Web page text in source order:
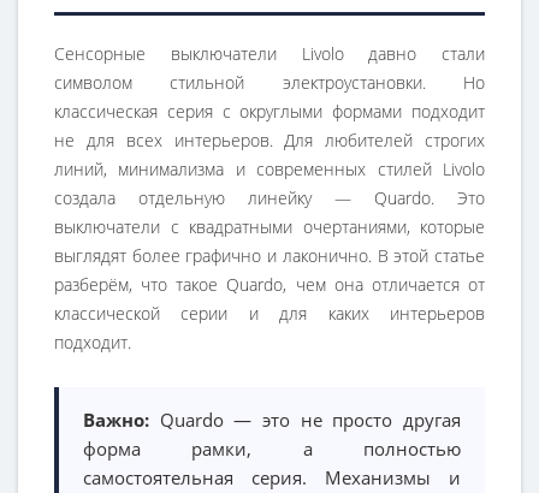
Сенсорные выключатели Livolo давно стали
символом стильной электроустановки. Но
классическая серия с округлыми формами подходит
не для всех интерьеров. Для любителей строгих
линий, минимализма и современных стилей Livolo
создала отдельную линейку — Quardo. Это
выключатели с квадратными очертаниями, которые
выглядят более графично и лаконично. В этой статье
разберём, что такое Quardo, чем она отличается от
классической серии и для каких интерьеров
подходит.
Важно: Quardo — это не просто другая
форма рамки, а полностью
самостоятельная серия. Механизмы и